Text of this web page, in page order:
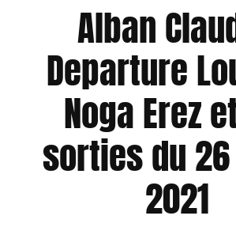
Alban
Departure
Noga Erez
sorties du
2021